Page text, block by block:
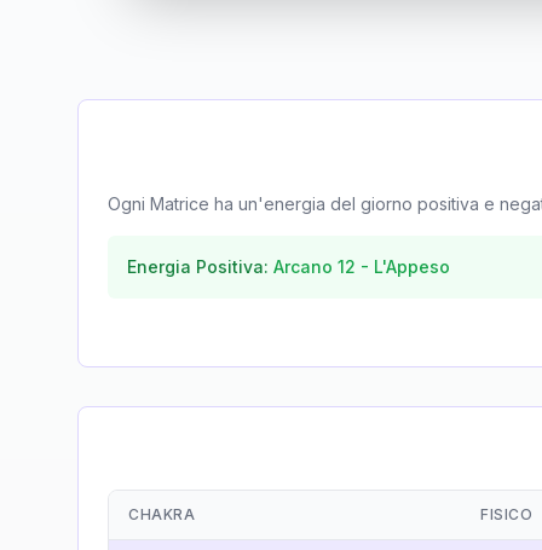
Ogni Matrice ha un'energia del giorno positiva e
Energia Positiva: Arcano 12 - L'Appeso
CHAKRA FISICO